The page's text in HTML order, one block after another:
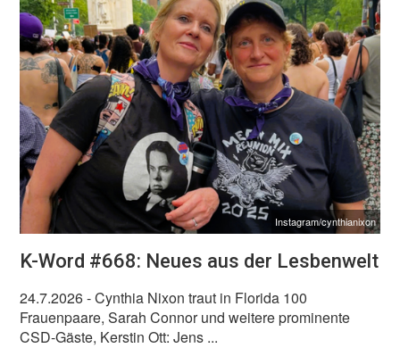
Instagram/cynthianixon
K-Word #668: Neues aus der Lesbenwelt
24.7.2026- Cynthia Nixon traut in Florida 100
Frauenpaare, Sarah Connor und weitere prominente
CSD-Gäste, Kerstin Ott: Jens ...